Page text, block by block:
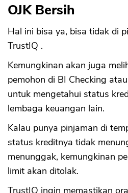
OJK Bersih
Hal ini bisa ya, bisa tidak di
TrustIQ .
Kemungkinan akan juga
pemohon di BI Checking
untuk mengetahui status
lembaga keuangan lain.
Kalau punya pinjaman di
status kreditnya tidak
menunggak, kemungkinan
limit akan ditolak.